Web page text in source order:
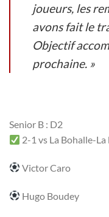
joueurs, les
avons fait le
Objectif
prochaine. »
Senior B : D2
2-1 vs La Bohalle-
Victor Caro
Hugo Boudey